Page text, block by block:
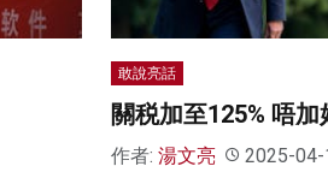
敢說亮話
關税加至125% 唔加
作者: 湯文亮 2025-04-